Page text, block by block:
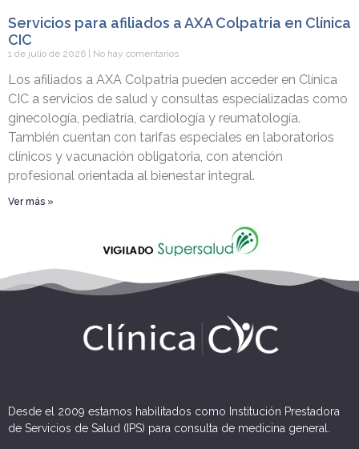
Servicios para afiliados a AXA Colpatria en Clínica
CIC
1 de julio de 2026 No hay comentarios
Los afiliados a AXA Colpatria pueden acceder en Clínica
CIC a servicios de salud y consultas especializadas como
ginecología, pediatría, cardiología y reumatología.
También cuentan con tarifas especiales en laboratorios
clínicos y vacunación obligatoria, con atención
profesional orientada al bienestar integral.
Ver más »
Desde el 2009 estamos habilitados como Institución Prestadora
de Servicios de Salud (IPS) para consulta de medicina general.